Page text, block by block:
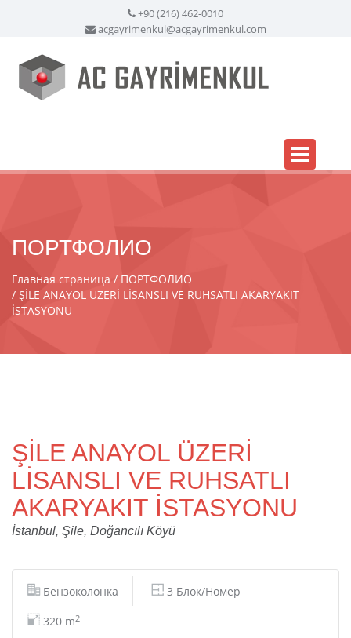
+90 (216) 462-0010
acgayrimenkul@acgayrimenkul.com
ПОРТФОЛИО
Главная страница
ПОРТФОЛИО
ŞİLE ANAYOL ÜZERİ LİSANSLI VE RUHSATLI AKARYAKIT
İSTASYONU
ŞİLE ANAYOL ÜZERİ
LİSANSLI VE RUHSATLI
AKARYAKIT İSTASYONU
İstanbul, Şile, Doğancılı Köyü
Бензоколонка
3 Блок/Номер
320 m2